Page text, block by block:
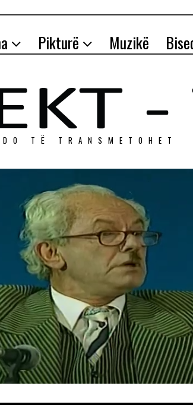
Pikturë Muzikë
TЁ TRANSMETOHET